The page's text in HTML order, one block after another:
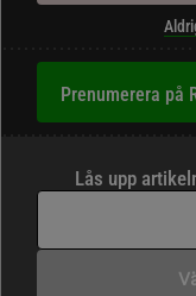
Prenumerera på